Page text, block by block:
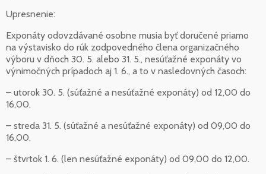
Upresnenie:
Exponáty odovzdávané osobne musia byť doručené priamo
na výstavisko do rúk zodpovedného člena organizačného
výboru v dňoch 30. 5. alebo 31. 5., nesúťažné exponáty vo
výnimočných prípadoch aj 1. 6., a to v nasledovných časoch:
– utorok 30. 5. (súťažné a nesúťažné exponáty) od 12,00 do
16,00,
– streda 31. 5. (súťažné a nesúťažné exponáty) od 09,00 do
16,00,
– štvrtok 1. 6. (len nesúťažné exponáty) od 09,00 do 12,00.